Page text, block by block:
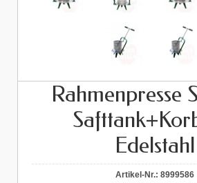
Rahmenpresse
Edelstahl
Artikel-Nr.: 8999586